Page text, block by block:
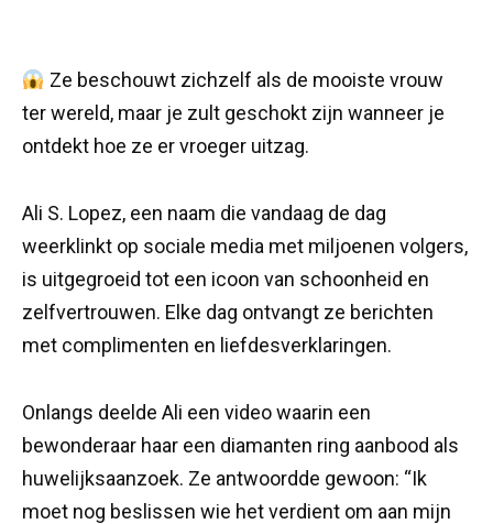
Ze beschouwt zichzelf als de mooiste vrouw
ter wereld, maar je zult geschokt zijn wanneer je
ontdekt hoe ze er vroeger uitzag.
Ali S. Lopez, een naam die vandaag de dag
weerklinkt op sociale media met miljoenen volgers,
is uitgegroeid tot een icoon van schoonheid en
zelfvertrouwen. Elke dag ontvangt ze berichten
met complimenten en liefdesverklaringen.
Onlangs deelde Ali een video waarin een
bewonderaar haar een diamanten ring aanbood als
huwelijksaanzoek. Ze antwoordde gewoon: “Ik
moet nog beslissen wie het verdient om aan mijn